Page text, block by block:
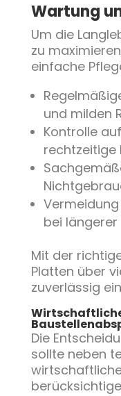
Wartung
Um die
zu
einfache
und milden
Kontrolle
rechtzeitige
bei längerer
Mit der
Platten über
zuverlässig
Die
sollte neben